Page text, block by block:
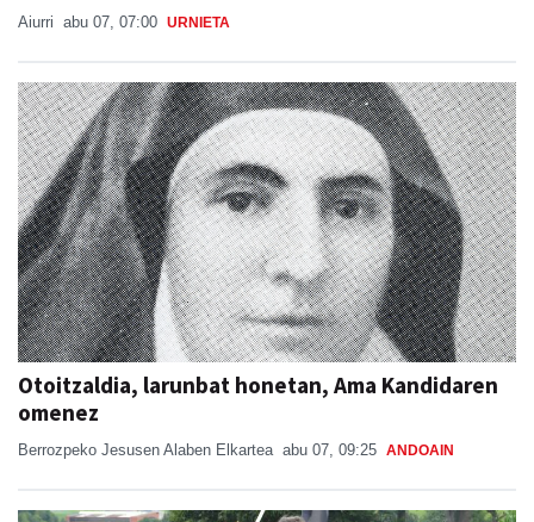
Aiurri abu 07, 07:00 URNIETA
Otoitzaldia, larunbat honetan, Ama Kandidaren
omenez
Berrozpeko Jesusen Alaben Elkartea abu 07, 09:25 ANDOAIN